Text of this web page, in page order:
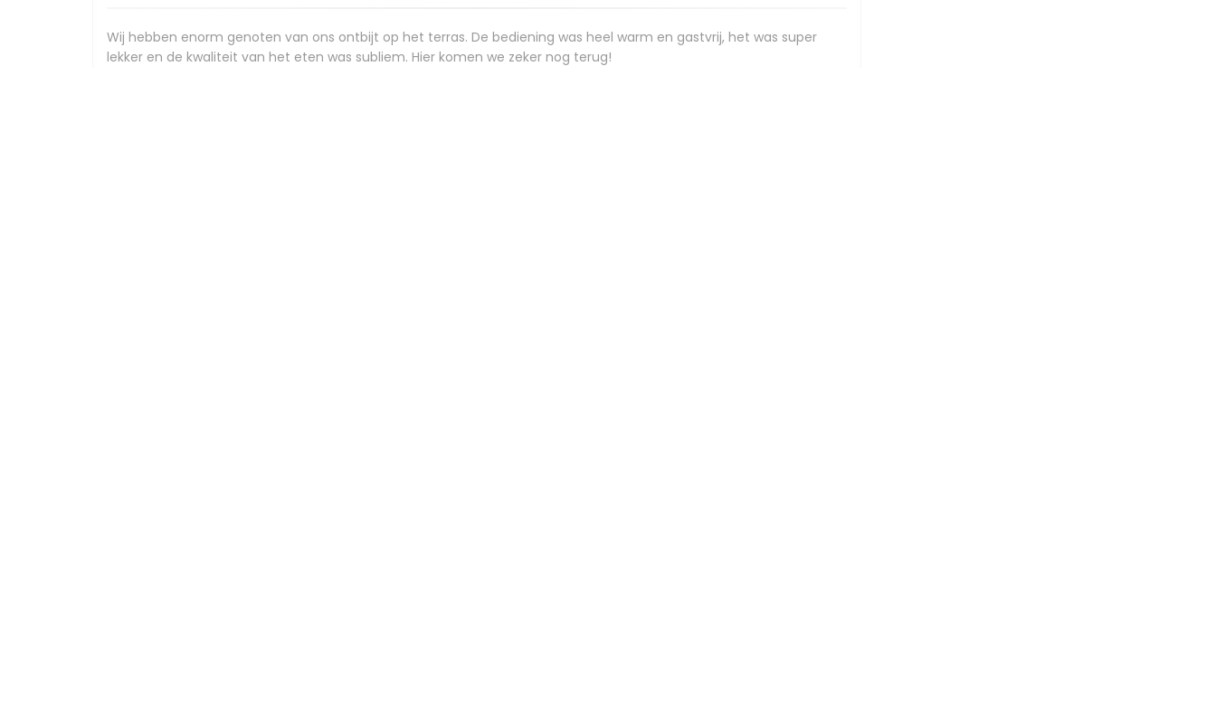
Wij hebben enorm genoten van ons ontbijt op het terras. De bediening was heel warm en gastvrij, het was super
lekker en de kwaliteit van het eten was subliem. Hier komen we zeker nog terug!